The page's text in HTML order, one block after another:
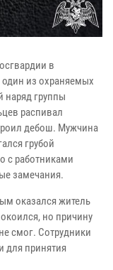
в
из охраняемых
наряд группы
распивал
дебош. Мужчина
грубой
с работниками
замечания.
оказался житель
но причину
смог. Сотрудники
для принятия